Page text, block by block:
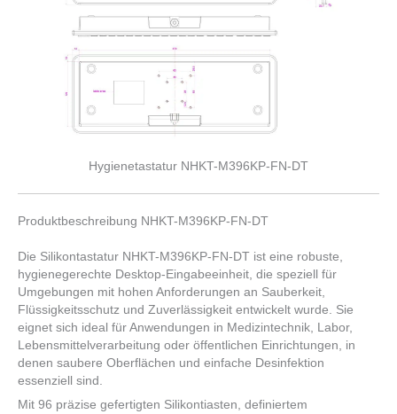
Hygienetastatur NHKT-M396KP-FN-DT
Produktbeschreibung NHKT-M396KP-FN-DT
Die Silikontastatur NHKT-M396KP-FN-DT ist eine robuste,
hygienegerechte Desktop-Eingabe­einheit, die speziell für
Umgebungen mit hohen Anforderungen an Sauberkeit,
Flüssigkeitsschutz und Zuverlässigkeit entwickelt wurde. Sie
eignet sich ideal für Anwendungen in Medizintechnik, Labor,
Lebensmittelverarbeitung oder öffentlichen Einrichtungen, in
denen saubere Oberflächen und einfache Desinfektion
essenziell sind.
Mit 96 präzise gefertigten Silikon­tiasten, definiertem